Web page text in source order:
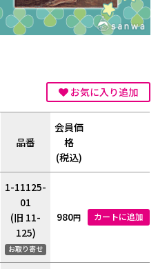
お気に入り追加
品番
会員価
格
(税込)
1-11125-
01
(旧 11-
125)
お取り寄せ
980円 カートに追加